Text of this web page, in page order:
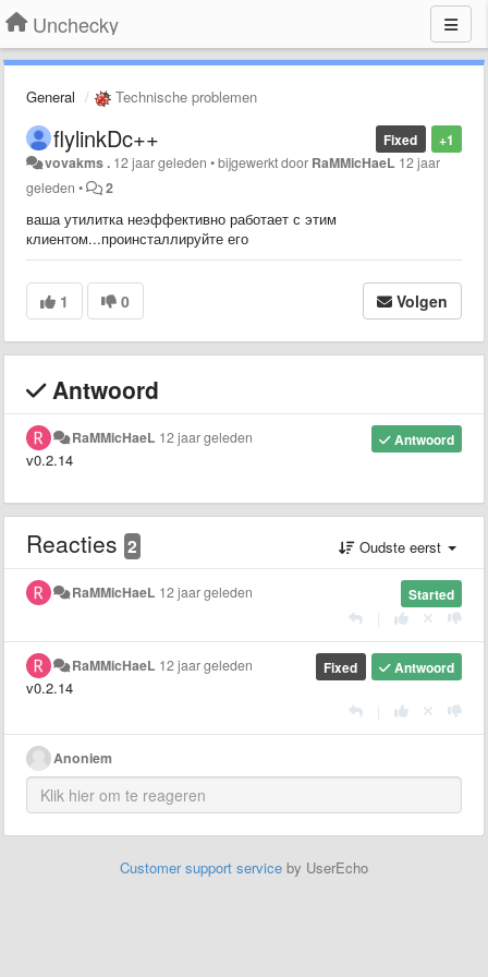
Unchecky
General Technische problemen
+1
Fixed
flylinkDc++
vovakms . 12 jaar geleden •bijgewerkt door RaMMicHaeL 12 jaar
geleden • 2
ваша утилитка неэффективно работает с этим
клиентом...проинсталлируйте его
1 0 Volgen
Antwoord
Antwoord
RaMMicHaeL 12 jaar geleden
v0.2.14
Reacties 2 Oudste eerst
Started
RaMMicHaeL 12 jaar geleden
Antwoord
Fixed
RaMMicHaeL 12 jaar geleden
v0.2.14
Anoniem
Customer support service by UserEcho